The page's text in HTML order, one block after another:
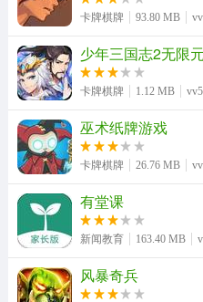
卡牌棋牌 93.80 MB
少年三国志2无限
卡牌棋牌 1.12 MB
巫术纸牌游戏
卡牌棋牌 26.76 MB
有堂课
新闻教育 163.40 MB
风暴奇兵